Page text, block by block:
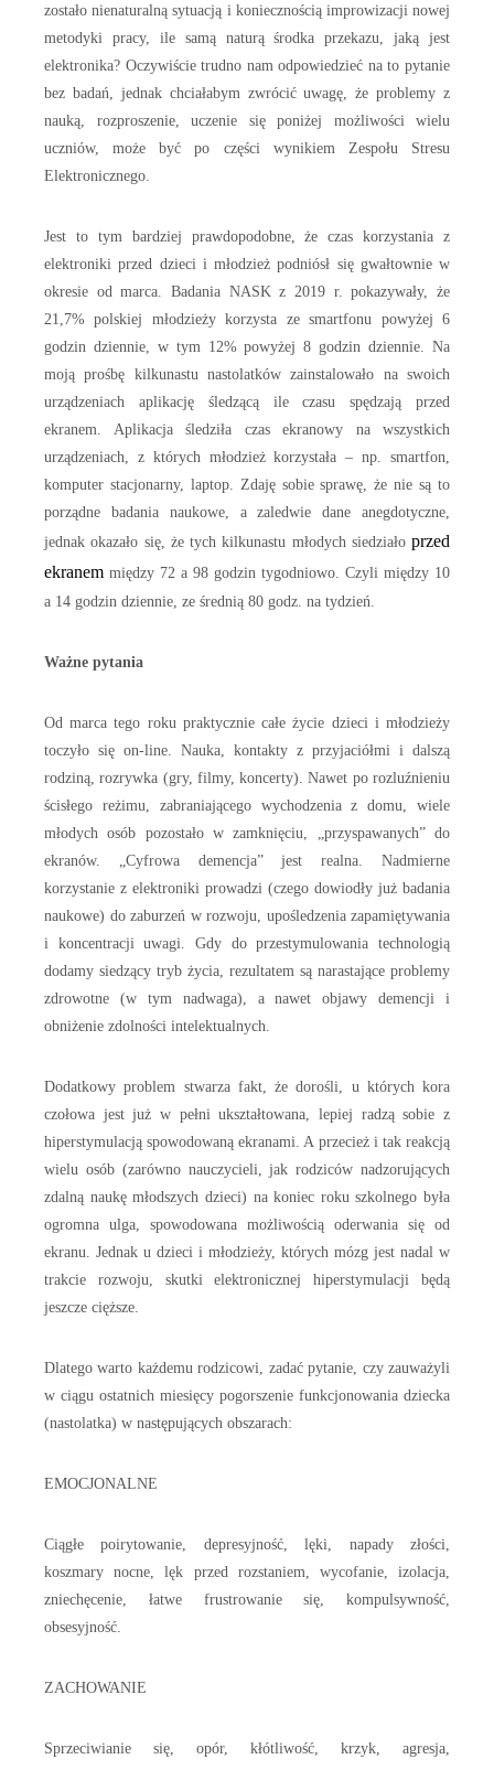
zostało nienaturalną sytuacją i koniecznością improwizacji nowej
metodyki pracy, ile samą naturą środka przekazu, jaką jest
elektronika? Oczywiście trudno nam odpowiedzieć na to pytanie
bez badań, jednak chciałabym zwrócić uwagę, że problemy z
nauką, rozproszenie, uczenie się poniżej możliwości wielu
uczniów, może być po części wynikiem Zespołu Stresu
Elektronicznego.
Jest to tym bardziej prawdopodobne, że czas korzystania z
elektroniki przed dzieci i młodzież podniósł się gwałtownie w
okresie od marca. Badania NASK z 2019 r. pokazywały, że
21,7% polskiej młodzieży korzysta ze smartfonu powyżej 6
godzin dziennie, w tym 12% powyżej 8 godzin dziennie. Na
moją prośbę kilkunastu nastolatków zainstalowało na swoich
urządzeniach aplikację śledzącą ile czasu spędzają przed
ekranem. Aplikacja śledziła czas ekranowy na wszystkich
urządzeniach, z których młodzież korzystała – np. smartfon,
komputer stacjonarny, laptop. Zdaję sobie sprawę, że nie są to
porządne badania naukowe, a zaledwie dane anegdotyczne,
jednak okazało się, że tych kilkunastu młodych siedziało przed
ekranem między 72 a 98 godzin tygodniowo. Czyli między 10
a 14 godzin dziennie, ze średnią 80 godz. na tydzień.
Ważne pytania
Od marca tego roku praktycznie całe życie dzieci i młodzieży
toczyło się on-line. Nauka, kontakty z przyjaciółmi i dalszą
rodziną, rozrywka (gry, filmy, koncerty). Nawet po rozluźnieniu
ścisłego reżimu, zabraniającego wychodzenia z domu, wiele
młodych osób pozostało w zamknięciu, „przyspawanych” do
ekranów. „Cyfrowa demencja” jest realna. Nadmierne
korzystanie z elektroniki prowadzi (czego dowiodły już badania
naukowe) do zaburzeń w rozwoju, upośledzenia zapamiętywania
i koncentracji uwagi. Gdy do przestymulowania technologią
dodamy siedzący tryb życia, rezultatem są narastające problemy
zdrowotne (w tym nadwaga), a nawet objawy demencji i
obniżenie zdolności intelektualnych.
Dodatkowy problem stwarza fakt, że dorośli, u których kora
czołowa jest już w pełni ukształtowana, lepiej radzą sobie z
hiperstymulacją spowodowaną ekranami. A przecież i tak reakcją
wielu osób (zarówno nauczycieli, jak rodziców nadzorujących
zdalną naukę młodszych dzieci) na koniec roku szkolnego była
ogromna ulga, spowodowana możliwością oderwania się od
ekranu. Jednak u dzieci i młodzieży, których mózg jest nadal w
trakcie rozwoju, skutki elektronicznej hiperstymulacji będą
jeszcze cięższe.
Dlatego warto każdemu rodzicowi, zadać pytanie, czy zauważyli
w ciągu ostatnich miesięcy pogorszenie funkcjonowania dziecka
(nastolatka) w następujących obszarach:
EMOCJONALNE
Ciągłe poirytowanie, depresyjność, lęki, napady złości,
koszmary nocne, lęk przed rozstaniem, wycofanie, izolacja,
zniechęcenie, łatwe frustrowanie się, kompulsywność,
obsesyjność.
ZACHOWANIE
Sprzeciwianie się, opór, kłótliwość, krzyk, agresja,